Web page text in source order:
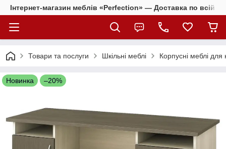
Інтернет-магазин меблів «Perfection» — Доставка по всій
Товари та послуги Шкільні меблі Корпусні меблі для
Новинка –20%